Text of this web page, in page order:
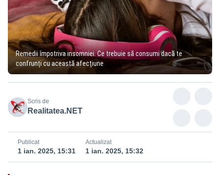
Remedii împotriva insomniei. Ce trebuie să consumi dacă te
confrunți cu această afecțiune
Scris de
Realitatea.NET
Publicat
1 ian. 2025, 15:31
Actualizat
1 ian. 2025, 15:32